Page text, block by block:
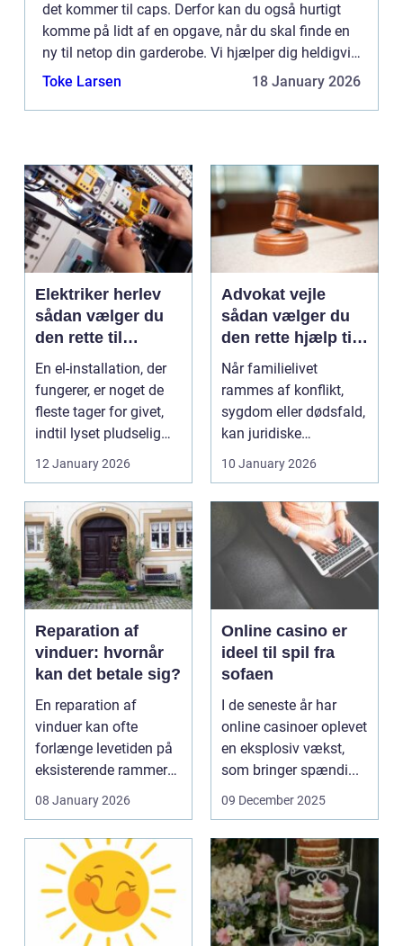
det kommer til caps. Derfor kan du også hurtigt
komme på lidt af en opgave, når du skal finde en
ny til netop din garderobe. Vi hjælper dig heldigvis
også p&ari...
Toke Larsen 18 January 2026
Elektriker herlev
sådan vælger du
den rette til
opgaven
En el-installation, der
fungerer, er noget de
fleste tager for givet,
indtil lyset pludselig
går, el...
12 January 2026
Advokat vejle
sådan vælger du
den rette hjælp til
familien
Når familielivet
rammes af konflikt,
sygdom eller dødsfald,
kan juridiske
spørgsmål hurtigt
vokse si...
10 January 2026
Reparation af
vinduer: hvornår
kan det betale sig?
En reparation af
vinduer kan ofte
forlænge levetiden på
eksisterende rammer
og glas med ...
08 January 2026
Online casino er
ideel til spil fra
sofaen
I de seneste år har
online casinoer oplevet
en eksplosiv vækst,
som bringer spændi...
09 December 2025